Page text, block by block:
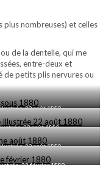
plus nombreuses) et celles
de la dentelle, qui me
entre-deux et
de petits plis nervures ou
22 août 1880
22 août 1880
22 août 1880
22 février 1880